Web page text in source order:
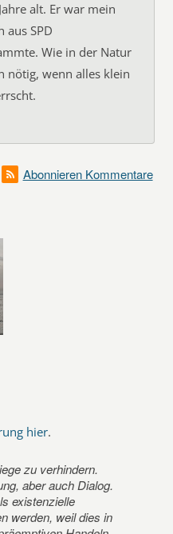
alt. Er war mein
aus SPD
Wie in der Natur
nötig, wenn alles klein
Abonnieren Kommentare
hier.
zu verhindern.
aber auch Dialog.
existenzielle
werden, weil dies in